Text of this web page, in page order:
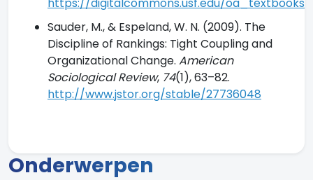
Sauder, M., & Espeland, W. N. (2009). The
Discipline of Rankings: Tight Coupling and
Organizational Change. American
Sociological Review, 74(1), 63–82.
http://www.jstor.org/stable/27736048
Onderwerpen